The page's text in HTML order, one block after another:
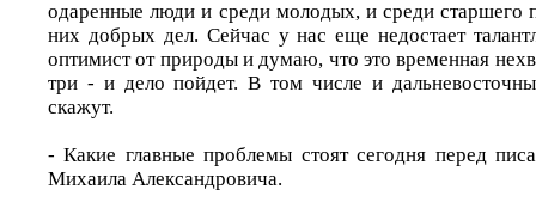
одаренные люди и среди молодых, и среди
них добрых дел. Сейчас у нас еще недостает
оптимист от природы и думаю, что это временная
три - и дело пойдет. В том числе и
скажут.
- Какие главные проблемы стоят сегодня перед
Михаила Александровича.